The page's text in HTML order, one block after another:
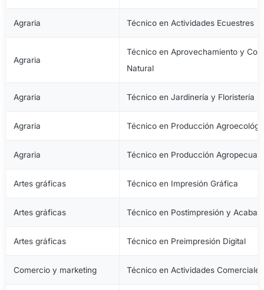
Agraria Técnico en Actividades Ecuestres
Agraria
Técnico en Aprovechamiento y
Natural
Agraria Técnico en Jardinería y Floristería
Agraria Técnico en Producción
Agraria Técnico en Producción
Artes gráficas Técnico en Impresión Gráfica
Artes gráficas Técnico en Postimpresión y
Artes gráficas Técnico en Preimpresión Digital
Comercio y marketing Técnico en Actividades Comerciales